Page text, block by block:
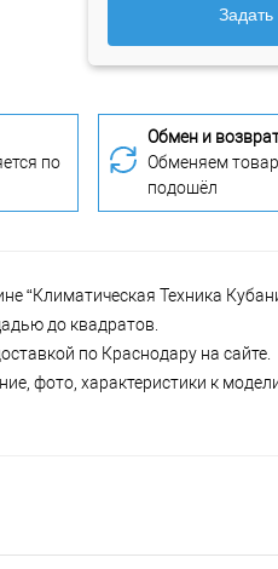
по
Обмен и
Обменяем
подошёл
“Климатическая Техника
до квадратов.
по Краснодару на сайте.
фото, характеристики к